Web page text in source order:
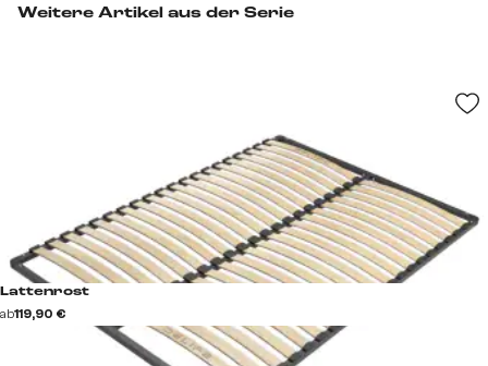
Weitere Artikel aus der Serie
Lattenrost
ab119,90 €